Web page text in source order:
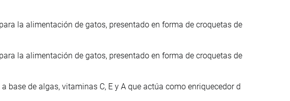
la alimentación de gatos, presentado en forma de croquetas de
la alimentación de gatos, presentado en forma de croquetas de
base de algas, vitaminas C, E y A que actúa como enriquecedor d